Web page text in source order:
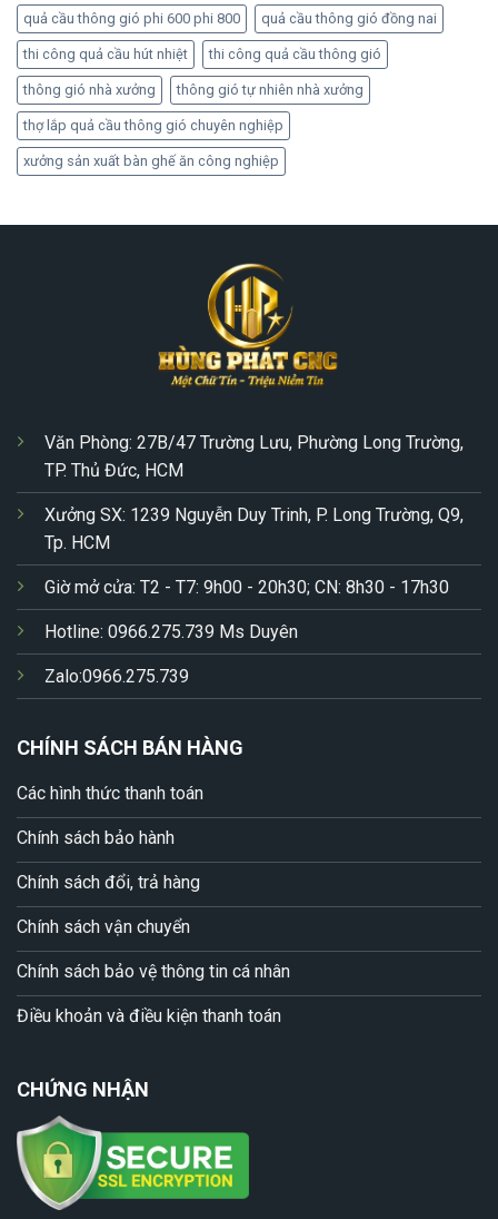
quả cầu thông gió phi 600 phi 800 quả cầu thông gió đồng nai
thi công quả cầu hút nhiệt thi công quả cầu thông gió
thông gió nhà xưởng thông gió tự nhiên nhà xưởng
thợ lắp quả cầu thông gió chuyên nghiệp
xưởng sản xuất bàn ghế ăn công nghiệp
Văn Phòng: 27B/47 Trường Lưu, Phường Long Trường,
TP. Thủ Đức, HCM
Xưởng SX: 1239 Nguyễn Duy Trinh, P. Long Trường, Q9,
Tp. HCM
Giờ mở cửa: T2 - T7: 9h00 - 20h30; CN: 8h30 - 17h30
Hotline: 0966.275.739 Ms Duyên
Zalo:0966.275.739
CHÍNH SÁCH BÁN HÀNG
Các hình thức thanh toán
Chính sách bảo hành
Chính sách đổi, trả hàng
Chính sách vận chuyển
Chính sách bảo vệ thông tin cá nhân
Điều khoản và điều kiện thanh toán
CHỨNG NHẬN